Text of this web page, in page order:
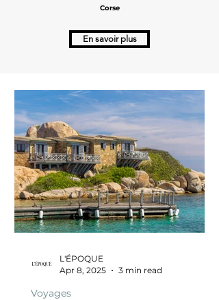
Corse
En savoir plus
Voyages
L'ÉPOQUE
Apr 8, 2025
3 min read